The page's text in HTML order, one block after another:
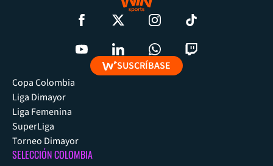
SUSCRÍBASE
Copa Colombia
Liga Dimayor
Liga Femenina
SuperLiga
Torneo Dimayor
SELECCIÓN COLOMBIA